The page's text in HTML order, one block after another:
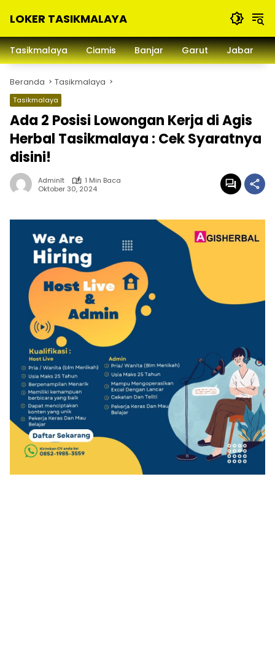
LOKER TASIKMALAYA
Lowongan
Kerja
dan
Sekitarna
Tasikmalaya Ciamis Banjar Garut Jabar
Beranda Tasikmalaya
Tasikmalaya
Ada 2 Posisi Lowongan Kerja di Agis
Herbal Tasikmalaya : Cek Syaratnya
disini!
Adminlt
1 Min Baca
Oktober 30, 2024